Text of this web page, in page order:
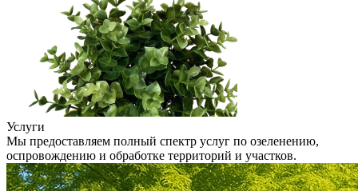
Услуги
Мы предоставляем полный спектр услуг по озеленению,
оспровождению и обработке территорий и участков.